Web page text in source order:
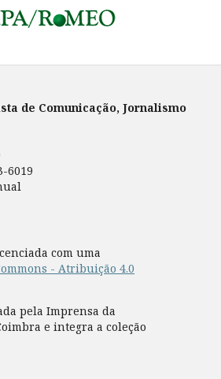
de Comunicação, Jornalismo
6019
com uma
- Atribuição 4.0
pela Imprensa da
e integra a coleção